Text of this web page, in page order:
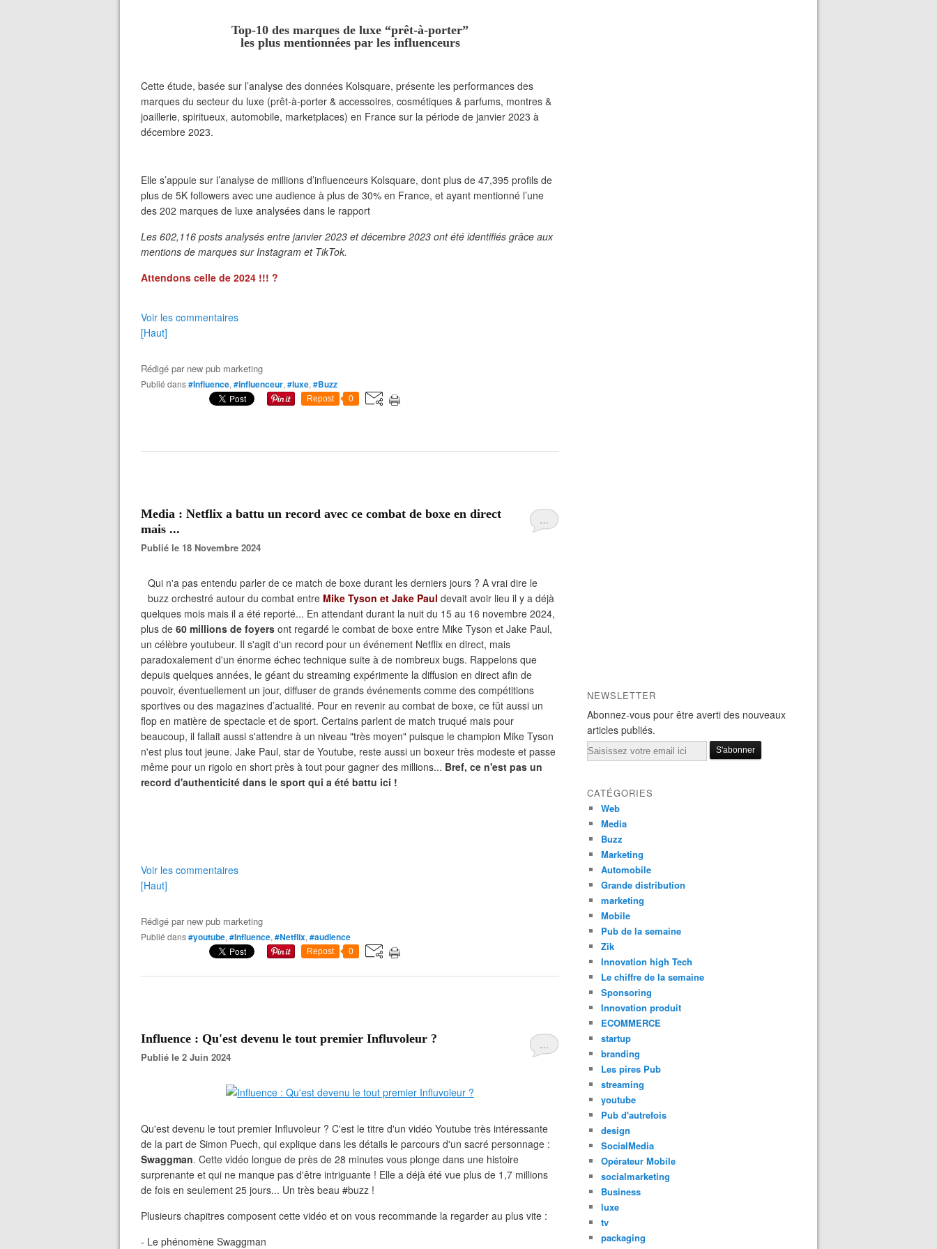
Top-10 des marques de luxe “prêt-à-porter”
les plus mentionnées par les influenceurs
Cette étude, basée sur l’analyse des données Kolsquare, présente les performances des
marques du secteur du luxe (prêt-à-porter & accessoires, cosmétiques & parfums, montres &
joaillerie, spiritueux, automobile, marketplaces) en France sur la période de janvier 2023 à
décembre 2023.
Elle s’appuie sur l’analyse de millions d’influenceurs Kolsquare, dont plus de 47,395 profils de
plus de 5K followers avec une audience à plus de 30% en France, et ayant mentionné l’une
des 202 marques de luxe analysées dans le rapport
Les 602,116 posts analysés entre janvier 2023 et décembre 2023 ont été identifiés grâce aux
mentions de marques sur Instagram et TikTok.
Attendons celle de 2024 !!! ?
Voir les commentaires
[Haut]
Rédigé par new pub marketing
Publié dans#Influence, #influenceur, #luxe, #Buzz
Repost 0
…
Media : Netflix a battu un record avec ce combat de boxe en direct
mais ...
Publié le 18 Novembre 2024
Qui n'a pas entendu parler de ce match de boxe durant les derniers jours ? A vrai dire le
buzz orchestré autour du combat entre Mike Tyson et Jake Paul devait avoir lieu il y a déjà
quelques mois mais il a été reporté... En attendant durant la nuit du 15 au 16 novembre 2024,
plus de 60 millions de foyers ont regardé le combat de boxe entre Mike Tyson et Jake Paul,
un célèbre youtubeur. Il s'agit d'un record pour un événement Netflix en direct, mais
paradoxalement d'un énorme échec technique suite à de nombreux bugs. Rappelons que
depuis quelques années, le géant du streaming expérimente la diffusion en direct afin de
pouvoir, éventuellement un jour, diffuser de grands événements comme des compétitions
sportives ou des magazines d’actualité. Pour en revenir au combat de boxe, ce fût aussi un
flop en matière de spectacle et de sport. Certains parlent de match truqué mais pour
beaucoup, il fallait aussi s'attendre à un niveau "très moyen" puisque le champion Mike Tyson
n'est plus tout jeune. Jake Paul, star de Youtube, reste aussi un boxeur très modeste et passe
même pour un rigolo en short près à tout pour gagner des millions... Bref, ce n'est pas un
record d'authenticité dans le sport qui a été battu ici !
Voir les commentaires
[Haut]
Rédigé par new pub marketing
Publié dans#youtube, #Influence, #Netflix, #audience
Repost 0
…
Influence : Qu'est devenu le tout premier Influvoleur ?
Publié le 2 Juin 2024
Qu'est devenu le tout premier Influvoleur ? C'est le titre d'un vidéo Youtube très intéressante
de la part de Simon Puech, qui explique dans les détails le parcours d'un sacré personnage :
Swaggman. Cette vidéo longue de près de 28 minutes vous plonge dans une histoire
surprenante et qui ne manque pas d'être intriguante ! Elle a déjà été vue plus de 1,7 millions
de fois en seulement 25 jours... Un très beau #buzz !
Plusieurs chapitres composent cette vidéo et on vous recommande la regarder au plus vite :
- Le phénomène Swaggman
NEWSLETTER
Abonnez-vous pour être averti des nouveaux
articles publiés.
Email
CATÉGORIES
Web
Media
Buzz
Marketing
Automobile
Grande distribution
marketing
Mobile
Pub de la semaine
Zik
Innovation high Tech
Le chiffre de la semaine
Sponsoring
Innovation produit
ECOMMERCE
startup
branding
Les pires Pub
streaming
youtube
Pub d'autrefois
design
SocialMedia
Opérateur Mobile
socialmarketing
Business
luxe
tv
packaging